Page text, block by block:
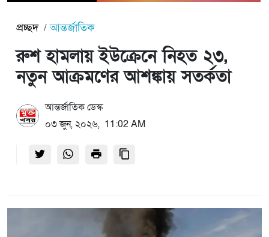
প্রচ্ছদ আন্তর্জাতিক
রুশ হামলায় ইউক্রেনে নিহত ২৩,
নতুন আক্রমণের আশঙ্কায় সতর্কতা
আন্তর্জাতিক ডেস্ক
০৩ জুন, ২০২৬, 11:02 AM